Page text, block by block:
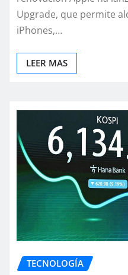
Upgrade, que permite
iPhones,…
LEER MAS
TECNOLOGÍA